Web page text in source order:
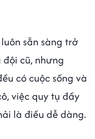
sẵn sàng trở
cũ, nhưng
có cuộc sống và
việc quy tụ đầy
là điều dễ dàng.